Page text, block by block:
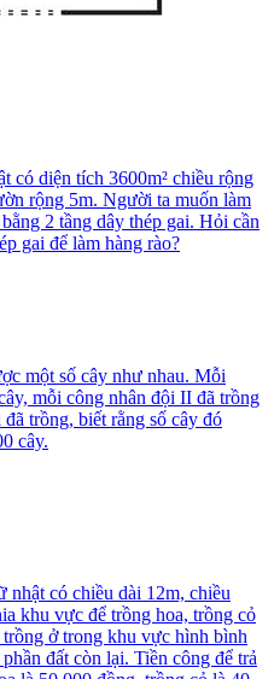
có diện tích 3600m² chiều rộng
rộng 5m. Người ta muốn làm
2 tầng dây thép gai. Hỏi cần
gai để làm hàng rào?
một số cây như nhau. Mỗi
mỗi công nhân đội II đã trồng
trồng, biết rằng số cây đó
cây.
nhật có chiều dài 12m, chiều
khu vực để trồng hoa, trồng cỏ
ở trong khu vực hình bình
đất còn lại. Tiền công để trả